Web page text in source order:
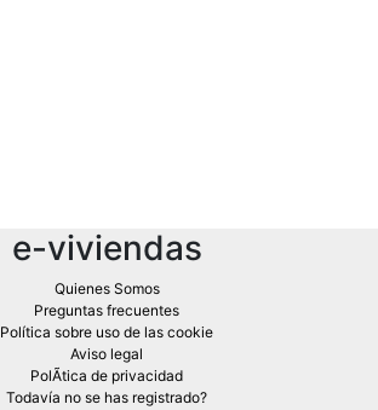
e-viviendas
Quienes Somos
Preguntas frecuentes
Política sobre uso de las cookie
Aviso legal
PolÃ­tica de privacidad
Todavía no se has registrado?